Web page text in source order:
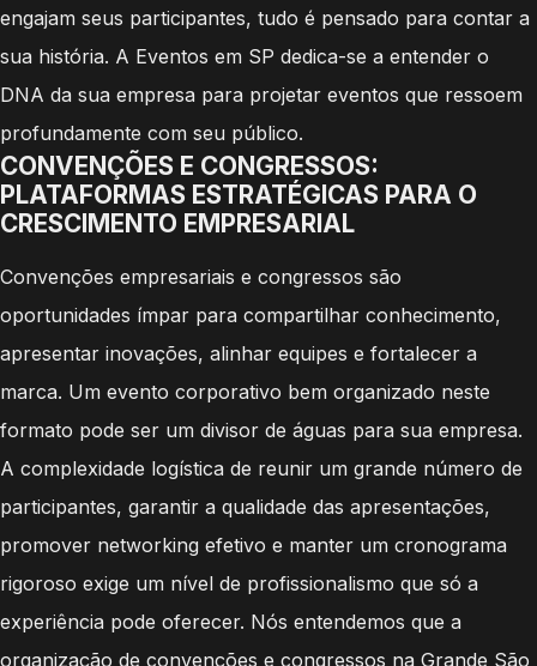
engajam seus participantes, tudo é pensado para contar a
sua história. A Eventos em SP dedica-se a entender o
DNA da sua empresa para projetar eventos que ressoem
profundamente com seu público.
CONVENÇÕES E CONGRESSOS:
PLATAFORMAS ESTRATÉGICAS PARA O
CRESCIMENTO EMPRESARIAL
Convenções empresariais e congressos são
oportunidades ímpar para compartilhar conhecimento,
apresentar inovações, alinhar equipes e fortalecer a
marca. Um evento corporativo bem organizado neste
formato pode ser um divisor de águas para sua empresa.
A complexidade logística de reunir um grande número de
participantes, garantir a qualidade das apresentações,
promover networking efetivo e manter um cronograma
rigoroso exige um nível de profissionalismo que só a
experiência pode oferecer. Nós entendemos que a
organização de convenções e congressos na Grande São